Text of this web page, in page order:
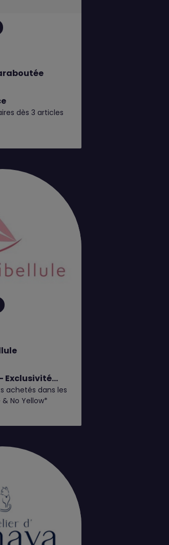
dès 3 articles
Exclusivité
achetés dans les
No Yellow*